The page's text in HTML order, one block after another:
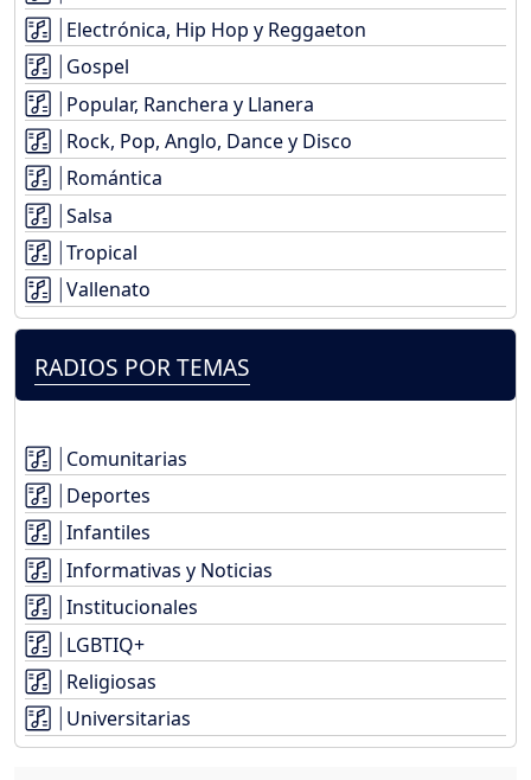
Electrónica, Hip Hop y Reggaeton
Gospel
Popular, Ranchera y Llanera
Rock, Pop, Anglo, Dance y Disco
Romántica
Salsa
Tropical
Vallenato
RADIOS POR TEMAS
Comunitarias
Deportes
Infantiles
Informativas y Noticias
Institucionales
LGBTIQ+
Religiosas
Universitarias